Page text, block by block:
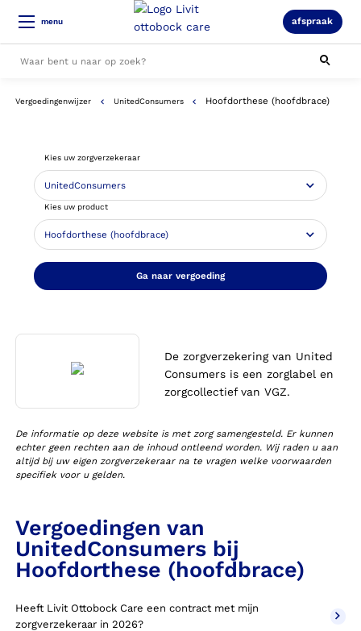
menu afspraak
Alle resultaten
Vergoedingenwijzer UnitedConsumers Hoofdorthese (hoofdbrace)
Kies uw zorgverzekeraar
Kies uw product
Ga naar vergoeding
De zorgverzekering van United
Consumers is een zorglabel en
zorgcollectief van VGZ.
De informatie op deze website is met zorg samengesteld. Er kunnen
echter geen rechten aan de inhoud ontleend worden. Wij raden u aan
altijd bij uw eigen zorgverzekeraar na te vragen welke voorwaarden
specifiek voor u gelden.
Vergoedingen van
UnitedConsumers bij
Hoofdorthese (hoofdbrace)
Heeft Livit Ottobock Care een contract met mijn
zorgverzekeraar in 2026?